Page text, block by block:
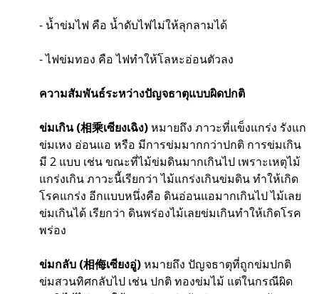
- น้ำข่มไฟ คือ น้ำดับไฟไม่ให้ลุกลามได้
- ไฟข่มทอง คือ ไฟทำให้โลหะอ่อนตัวลง
ความสัมพันธ์ระหว่างปัญจธาตุแบบผิดปกติ
ข่มเกิน (相乘เซียงเฉิง)หมายถึง ภาวะที่แข็งแกร่ง รังแก
ข่มเหง อ่อนแอ หรือ มีการข่มมากกว่าปกติ การข่มเกิน
มี 2 แบบ เช่น ขณะที่ไม้ข่มดินมากเกินไป เพราะเหตุไม้
แกร่งเกิน ภาวะนี้เรียกว่า ไม้แกร่งเกินข่มดิน ทำให้เกิด
โรคแกร่ง อีกแบบหนึ่งคือ ดินอ่อนแอมากเกินไป ไม้เลย
ข่มเกินได้ เรียกว่า ดินพร่องไม้เลยข่มเกินทำให้เกิดโรค
พร่อง
ข่มกลับ (相侮เซียงอู่)หมายถึง ปัญจธาตุที่ถูกข่มปกติ
ข่มสวนทิศกลับไป เช่น ปกติ ทองข่มไม้ แต่ในกรณีผิด